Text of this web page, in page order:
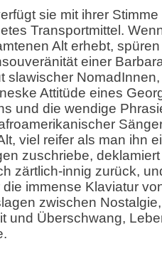
sie mit ihrer
Transportmittel.
Alt erhebt,
einer
slawischer
Attitüde eines
und die wendige
viel reifer als man ihn
zuschriebe,
zärtlich-innig zurück,
die immense Klaviatur
zwischen
und Überschwang,